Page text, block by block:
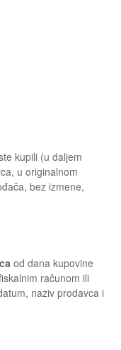
kupili (u daljem
u originalnom
bez izmene,
od dana kupovine
računom ili
naziv prodavca i